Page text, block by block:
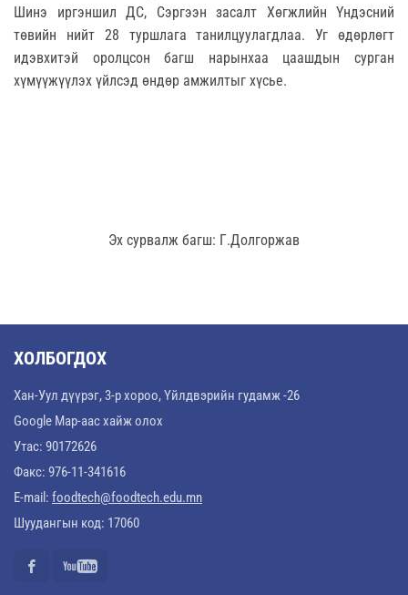
Шинэ иргэншил ДС, Сэргээн засалт Хөгжлийн Үндэсний
төвийн нийт 28 туршлага танилцуулагдлаа. Уг өдөрлөгт
идэвхитэй оролцсон багш нарынхаа цаашдын сурган
хүмүүжүүлэх үйлсэд өндөр амжилтыг хүсье.
Эх сурвалж багш: Г.Долгоржав
ХОЛБОГДОХ
Хан-Уул дүүрэг, 3-р хороо, Үйлдвэрийн гудамж -26
Google Map-аас хайж олох
Утас: 90172626
Факс: 976-11-341616
E-mail: foodtech@foodtech.edu.mn
Шуудангын код: 17060